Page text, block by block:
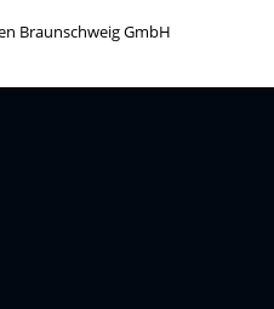
Braunschweig GmbH